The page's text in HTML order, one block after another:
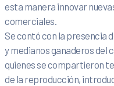
esta manera innovar
comerciales.
Se contó con la presencia
y medianos ganaderos del
quienes se compartieron
de la reproducción,